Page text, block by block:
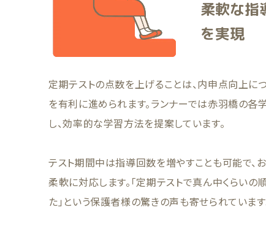
柔軟な指
を実現
定期テストの点数を上げることは、内申点向上に
を有利に進められます。ランナーでは赤羽橋の各
し、効率的な学習方法を提案しています。
テスト期間中は指導回数を増やすことも可能で、
柔軟に対応します。「定期テストで真ん中くらいの
た」という保護者様の驚きの声も寄せられています